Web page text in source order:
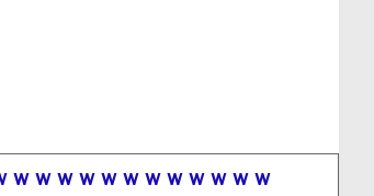
ｗｗｗｗｗｗｗｗｗｗｗｗ